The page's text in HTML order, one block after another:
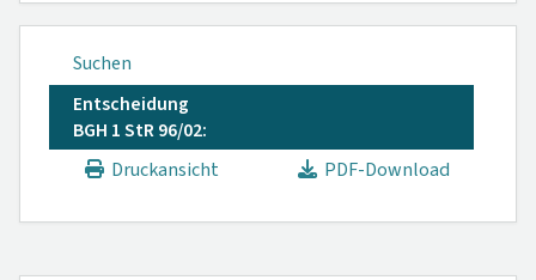
Suchen
Entscheidung
BGH 1 StR 96/02:
Druckansicht
PDF-Download